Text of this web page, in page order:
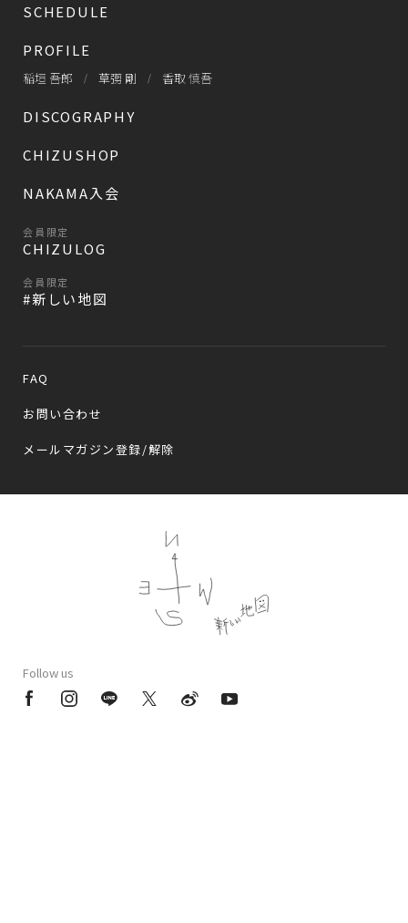
SCHEDULE
PROFILE
稲垣 吾郎 草彅 剛 香取 慎吾
DISCOGRAPHY
CHIZUSHOP
NAKAMA入会
会員限定
CHIZULOG
会員限定
#新しい地図
FAQ
お問い合わせ
メールマガジン登録/解除
Follow us